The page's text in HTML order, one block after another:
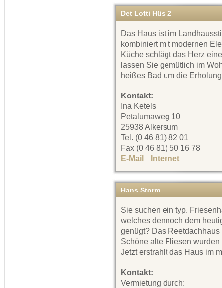
Det Lotti Hüs 2
Das Haus ist im
kombiniert mit modernen
Küche schlägt das Herz
lassen Sie gemütlich im
heißes Bad um die
Kontakt:
Ina Ketels
Petalumaweg 10
25938 Alkersum
Tel. (0 46 81) 82 01
Fax (0 46 81) 50 16 78
E-Mail
Internet
Hans Storm
Sie suchen ein typ.
welches dennoch dem
genügt? Das
Schöne alte Fliesen
Jetzt erstrahlt das Haus im
Kontakt:
Vermietung durch: